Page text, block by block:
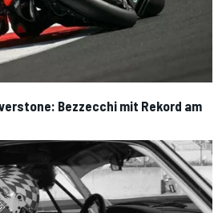
Bezzecchi mit Rekord am